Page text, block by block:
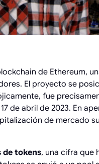
de Ethereum,
El proyecto se
fue
de abril de 2023. En
de mercado
de tokens, una cifra que